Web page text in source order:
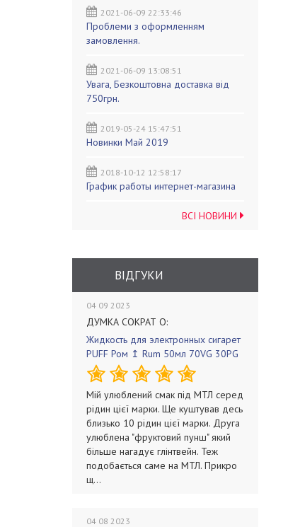
2021-06-09 22:33:46
Проблеми з оформленням
замовлення.
2021-06-09 13:08:51
Увага, Безкоштовна доставка від
750грн.
2019-05-24 15:47:51
Новинки Май 2019
2018-10-12 12:58:17
График работы интернет-магазина
ВСІ НОВИНИ
ВІДГУКИ
04 09 2023
ДУМКА СОКРАТ О:
Жидкость для электронных сигарет
PUFF Ром ↥ Rum 50мл 70VG 30PG
Мій улюблений смак під МТЛ серед
рідин цієї марки. Ще куштував десь
близько 10 рідин цієї марки. Друга
улюблена "фруктовий пунш" який
більше нагадує глінтвейн. Теж
подобається саме на МТЛ. Прикро
щ...
04 08 2023